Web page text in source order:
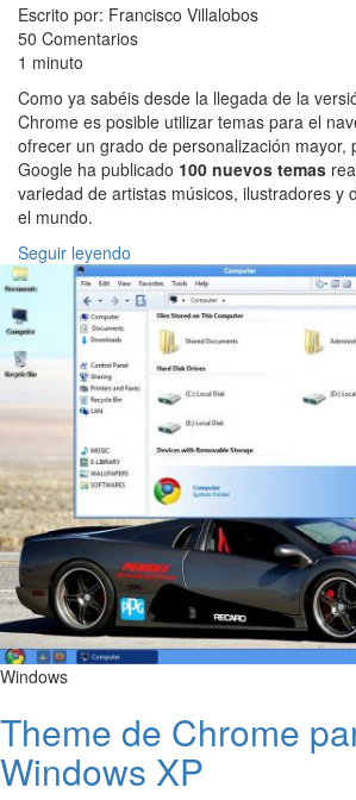
Escrito por: Francisco Villalobos
50 Comentarios
1 minuto
Como ya sabéis desde la llegada de la
Chrome es posible utilizar temas para el
ofrecer un grado de personalización mayor,
Google ha publicado 100 nuevos temas
variedad de artistas músicos, ilustradores y
el mundo.
Seguir leyendo
Windows
Theme de Chrome
Windows XP